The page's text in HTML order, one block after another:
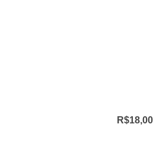
R$18,00